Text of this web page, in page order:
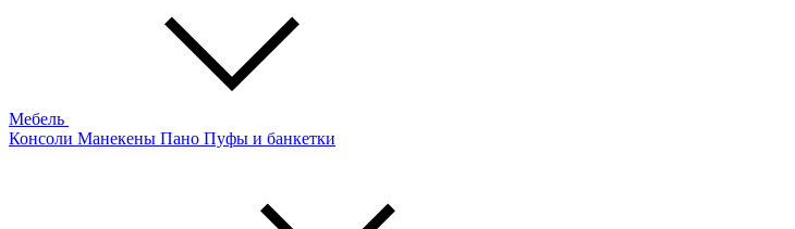
Мебель
Консоли Манекены Пано Пуфы и банкетки